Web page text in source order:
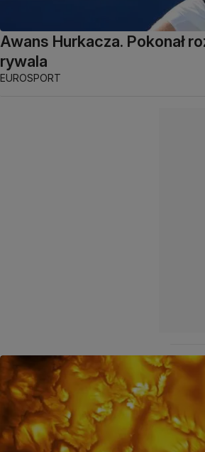
Awans Hurkacza. Pokonał
rywala
EUROSPORT